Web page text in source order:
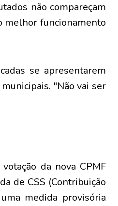
não compareçam
melhor funcionamento
se apresentarem
"Não vai ser
da nova CPMF
de CSS (Contribuição
medida provisória